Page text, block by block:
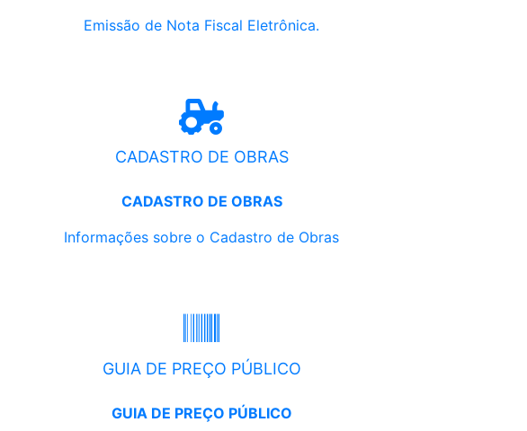
Emissão de Nota Fiscal Eletrônica.
CADASTRO DE OBRAS
CADASTRO DE OBRAS
Informações sobre o Cadastro de Obras
GUIA DE PREÇO PÚBLICO
GUIA DE PREÇO PÚBLICO